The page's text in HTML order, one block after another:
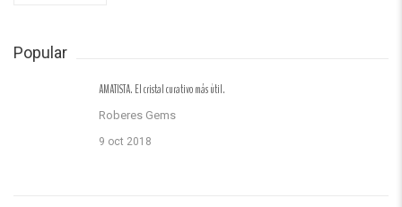
Popular
AMATISTA. El cristal curativo más útil.
Roberes Gems
9 oct 2018